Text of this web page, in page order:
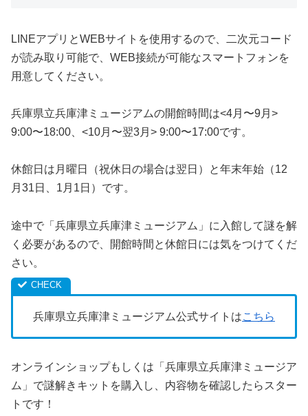
LINEアプリとWEBサイトを使用するので、二次元コード
が読み取り可能で、WEB接続が可能なスマートフォンを
用意してください。
兵庫県立兵庫津ミュージアムの開館時間は<4月〜9月>
9:00〜18:00、<10月〜翌3月> 9:00〜17:00です。
休館日は月曜日（祝休日の場合は翌日）と年末年始（12
月31日、1月1日）です。
途中で「兵庫県立兵庫津ミュージアム」に入館して謎を解
く必要があるので、開館時間と休館日には気をつけてくだ
さい。
兵庫県立兵庫津ミュージアム公式サイトはこちら
オンラインショップもしくは「兵庫県立兵庫津ミュージア
ム」で謎解きキットを購入し、内容物を確認したらスター
トです！